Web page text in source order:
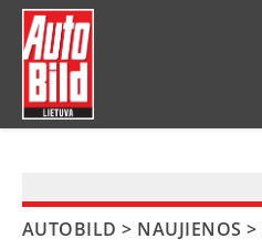
AUTOBILD > NAUJIENOS >